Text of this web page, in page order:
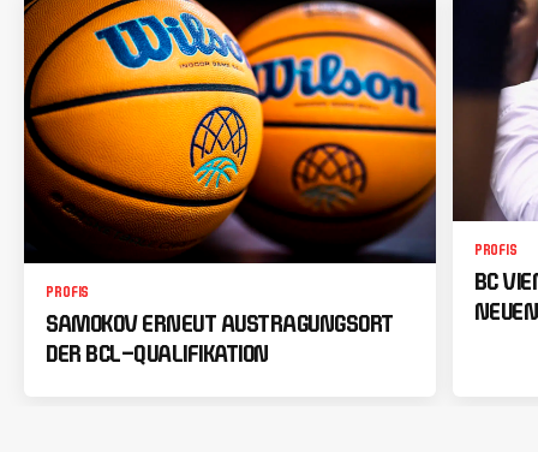
PROFIS
SAMOKOV ERNEUT AUSTRAGUNGSORT
DER BCL-QUALIFIKATION
PROFIS
BC